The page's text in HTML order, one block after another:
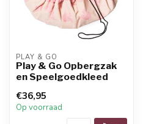
PLAY & GO
Play & Go Opbergzak
en Speelgoedkleed
€36,95
Op voorraad